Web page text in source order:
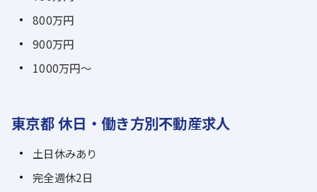
800万円
900万円
1000万円～
東京都 休日・働き方別不動産求人
土日休みあり
完全週休2日